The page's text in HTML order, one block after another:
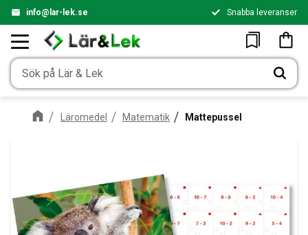
info@lar-lek.se Snabba leveranser
Favoriter
Läromedel Matematik Mattepussel